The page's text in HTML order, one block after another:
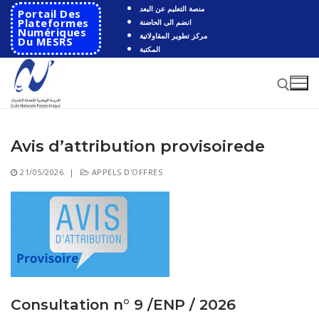
Aller
contenu
Portail Des
Plateformes
Numériques
Du MESRS
منصة التعليم عن البعد
انضم الى الحاضنة
مركز تطوير المقاولاتية
المكتبة
Rechercher
:
Histoire de l’école
Automatique
Coopération
Avis d’attribution provisoirede
21/05/2026 | APPELS D'OFFRES
Consultation n° 9 /ENP / 2026